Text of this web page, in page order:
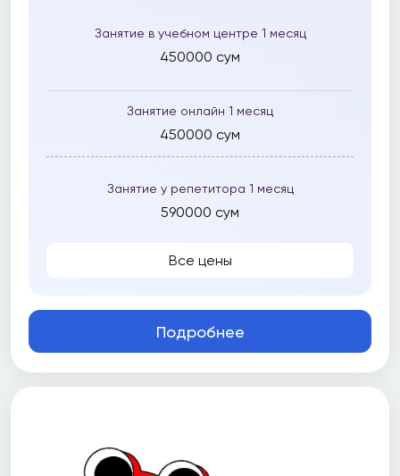
Занятие в учебном центре 1 месяц
450000 сум
Занятие онлайн 1 месяц
450000 сум
Занятие у репетитора 1 месяц
590000 сум
Все цены
Подробнее